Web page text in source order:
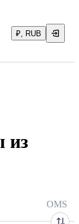
₽, RUB
из
OMS